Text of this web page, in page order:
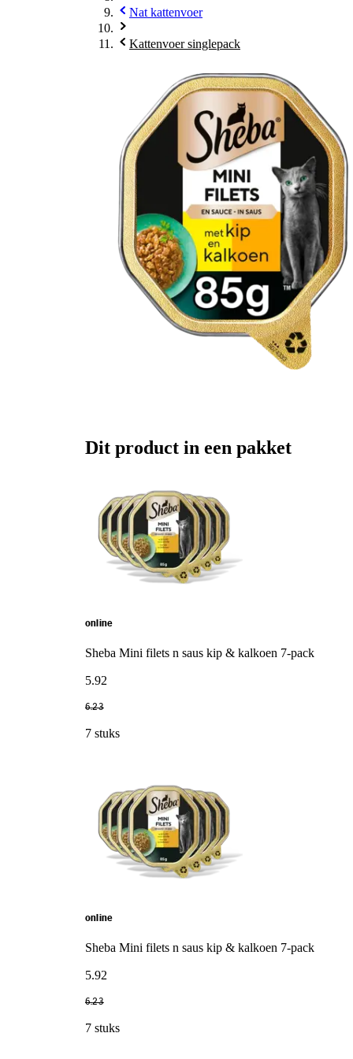
Nat kattenvoer
Kattenvoer singlepack
Dit product in een pakket
online
Sheba Mini filets n saus kip & kalkoen 7-pack
5.92
6.23
7 stuks
online
Sheba Mini filets n saus kip & kalkoen 7-pack
5.92
6.23
7 stuks